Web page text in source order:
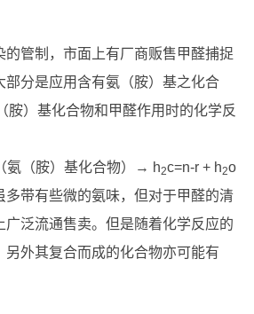
的管制，市面上有厂商贩售甲醛捕捉
部分是应用含有氨（胺）基之化合
胺）基化合物和甲醛作用时的化学反
（氨（胺）基化合物）→ h2c=n-r + h2o
多带有些微的氨味，但对于甲醛的清
广泛流通售卖。但是随着化学反应的
另外其复合而成的化合物亦可能有